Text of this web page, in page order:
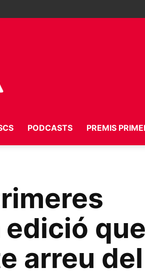
PODCASTS PREMIS
edició que
arreu